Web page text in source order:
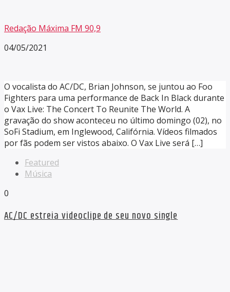
Redação Máxima FM 90,9
04/05/2021
O vocalista do AC/DC, Brian Johnson, se juntou ao Foo
Fighters para uma performance de Back In Black durante
o Vax Live: The Concert To Reunite The World. A
gravação do show aconteceu no último domingo (02), no
SoFi Stadium, em Inglewood, Califórnia. Vídeos filmados
por fãs podem ser vistos abaixo. O Vax Live será […]
Featured
Música
0
AC/DC estreia videoclipe de seu novo single